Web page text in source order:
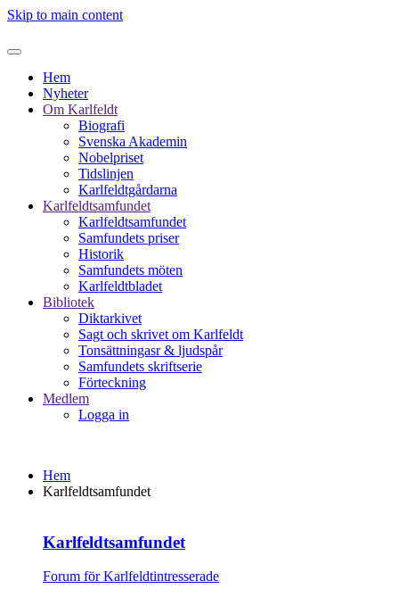
Skip to main content
Hem
Nyheter
Om Karlfeldt
Biografi
Svenska Akademin
Nobelpriset
Tidslinjen
Karlfeldtgårdarna
Karlfeldtsamfundet
Karlfeldtsamfundet
Samfundets priser
Historik
Samfundets möten
Karlfeldtbladet
Bibliotek
Diktarkivet
Sagt och skrivet om Karlfeldt
Tonsättningasr & ljudspår
Samfundets skriftserie
Förteckning
Medlem
Logga in
Hem
Karlfeldtsamfundet
Karlfeldtsamfundet
Forum för Karlfeldtintresserade